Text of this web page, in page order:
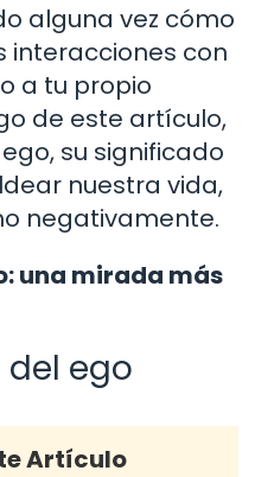
alguna vez cómo
interacciones con
a tu propio
de este artículo,
su significado
nuestra vida,
negativamente.
una mirada más
del ego
Artículo